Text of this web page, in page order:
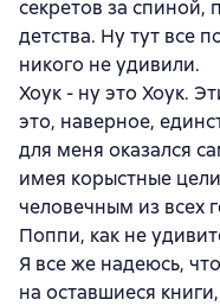
секретов за спиной,
детства. Ну тут все
никого не удивили.
Хоук - ну это Хоук.
это, наверное,
для меня оказался
имея корыстные
человечным из всех
Поппи, как не
Я все же надеюсь,
на оставшиеся